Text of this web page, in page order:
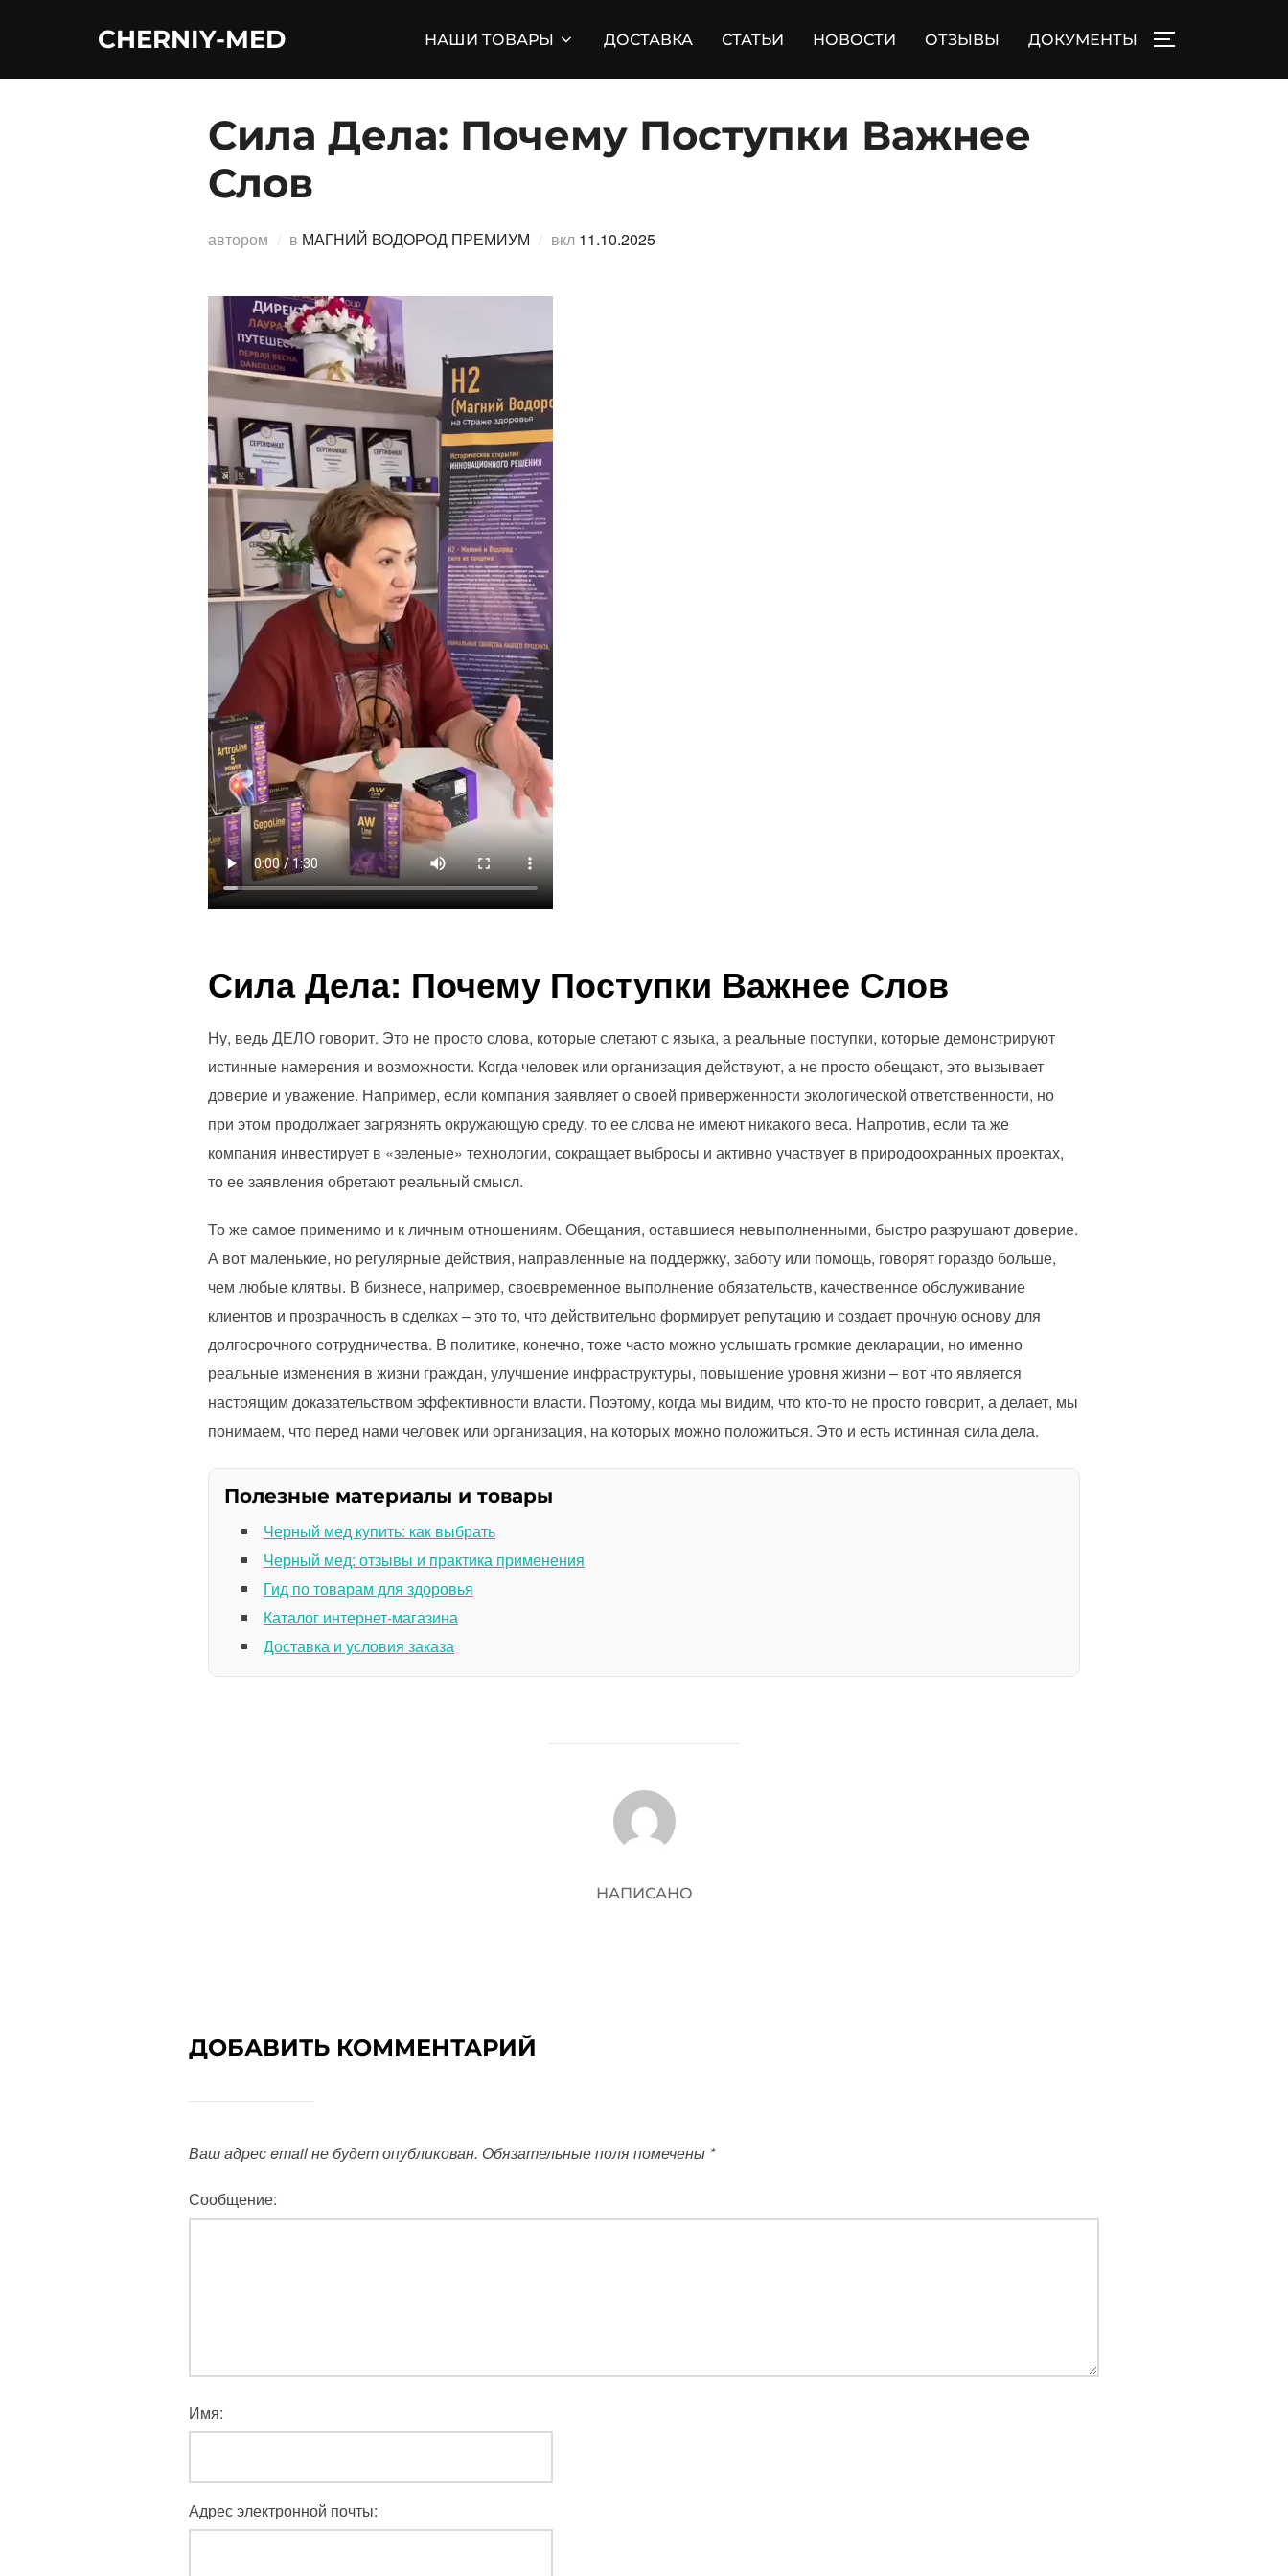
CHERNIY-MED НАШИ ТОВАРЫ ДОСТАВКА СТАТЬИ НОВОСТИ ОТЗЫВЫ ДОКУМЕНТЫ
Сила Дела: Почему Поступки Важнее
Слов
автором в МАГНИЙ ВОДОРОД ПРЕМИУМ вкл Опубликовано
11.10.2025
Сила Дела: Почему Поступки Важнее Слов
Ну, ведь ДЕЛО говорит. Это не просто слова, которые слетают с языка, а реальные поступки, которые демонстрируют
истинные намерения и возможности. Когда человек или организация действуют, а не просто обещают, это вызывает
доверие и уважение. Например, если компания заявляет о своей приверженности экологической ответственности, но
при этом продолжает загрязнять окружающую среду, то ее слова не имеют никакого веса. Напротив, если та же
компания инвестирует в «зеленые» технологии, сокращает выбросы и активно участвует в природоохранных проектах,
то ее заявления обретают реальный смысл.
То же самое применимо и к личным отношениям. Обещания, оставшиеся невыполненными, быстро разрушают доверие.
А вот маленькие, но регулярные действия, направленные на поддержку, заботу или помощь, говорят гораздо больше,
чем любые клятвы. В бизнесе, например, своевременное выполнение обязательств, качественное обслуживание
клиентов и прозрачность в сделках – это то, что действительно формирует репутацию и создает прочную основу для
долгосрочного сотрудничества. В политике, конечно, тоже часто можно услышать громкие декларации, но именно
реальные изменения в жизни граждан, улучшение инфраструктуры, повышение уровня жизни – вот что является
настоящим доказательством эффективности власти. Поэтому, когда мы видим, что кто-то не просто говорит, а делает, мы
понимаем, что перед нами человек или организация, на которых можно положиться. Это и есть истинная сила дела.
Полезные материалы и товары
Черный мед купить: как выбрать
Черный мед: отзывы и практика применения
Гид по товарам для здоровья
Каталог интернет-магазина
Доставка и условия заказа
АВТОР ЗАПИСИ
НАПИСАНО
ДОБАВИТЬ КОММЕНТАРИЙ
Ваш адрес email не будет опубликован. Обязательные поля помечены *
Сообщение:
Имя:
Адрес электронной почты: